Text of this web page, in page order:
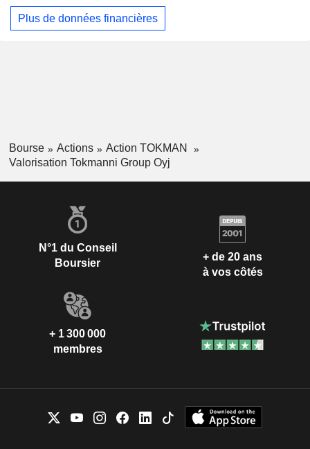
Plus de données financières
Bourse Actions
Action TOKMAN
Valorisation Tokmanni Group Oyj
N°1 du Conseil
Boursier
+ de 20 ans
à vos côtés
+ 1 300 000
membres